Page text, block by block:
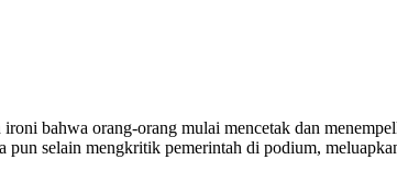
bahwa orang-orang mulai mencetak dan
selain mengkritik pemerintah di podium,